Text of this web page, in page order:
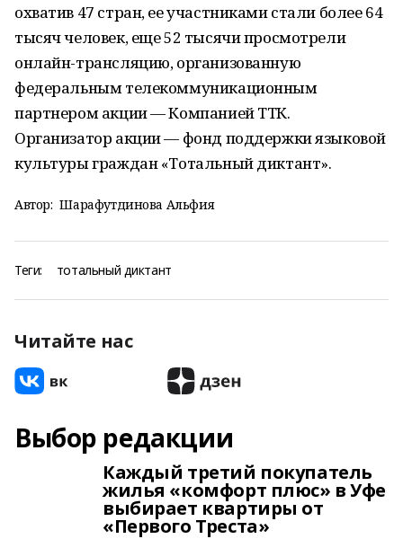
охватив 47 стран, ее участниками стали более 64
тысяч человек, еще 52 тысячи просмотрели
онлайн-трансляцию, организованную
федеральным телекоммуникационным
партнером акции — Компанией ТТК.
Организатор акции — фонд поддержки языковой
культуры граждан «Тотальный диктант».
Автор: Шарафутдинова Альфия
Теги: тотальный диктант
Читайте нас
Выбор редакции
Каждый третий покупатель
жилья «комфорт плюс» в Уфе
выбирает квартиры от
«Первого Треста»